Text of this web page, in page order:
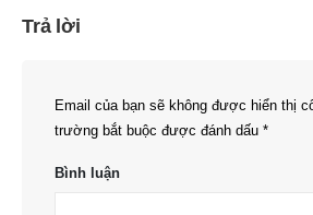
Trả lời
Email của bạn sẽ không được hiển thị
trường bắt buộc được đánh dấu *
Bình luận